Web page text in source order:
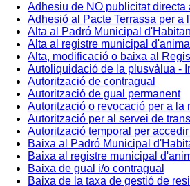
Adhesiu de NO publicitat directa
Adhesió al Pacte Terrassa per a
Alta al Padró Municipal
Alta al registre municipal
Alta, modificació o baixa al
Autoliquidació de la plusvàlua -
Autorització de contragual
Autorització de gual permanent
Autorització o revocació per a la
Autorització per al servei de
Autorització temporal per
Baixa al Padró Municipal
Baixa al registre municipal
Baixa de gual i/o contragual
Baixa de la taxa de gestió de